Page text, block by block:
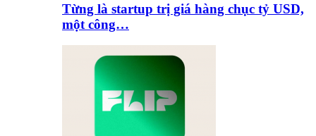
Từng là startup trị giá hàng chục tỷ USD,
một công…